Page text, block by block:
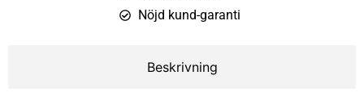
Nöjd kund-garanti
Beskrivning